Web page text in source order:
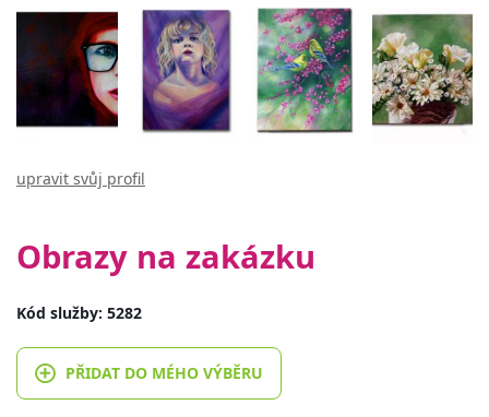
upravit svůj profil
Obrazy na zakázku
Kód služby: 5282
PŘIDAT DO MÉHO VÝBĚRU